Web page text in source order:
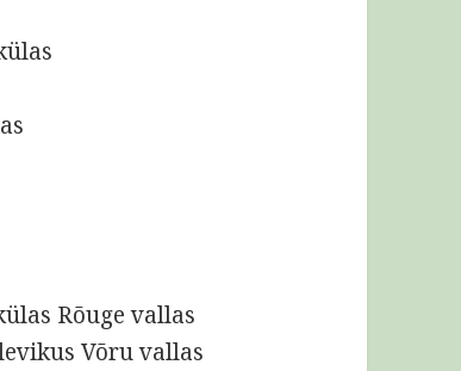
Rõuge vallas
Võru vallas